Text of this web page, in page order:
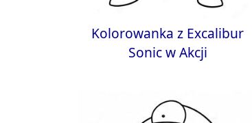
Kolorowanka z Excalibur
Sonic w Akcji